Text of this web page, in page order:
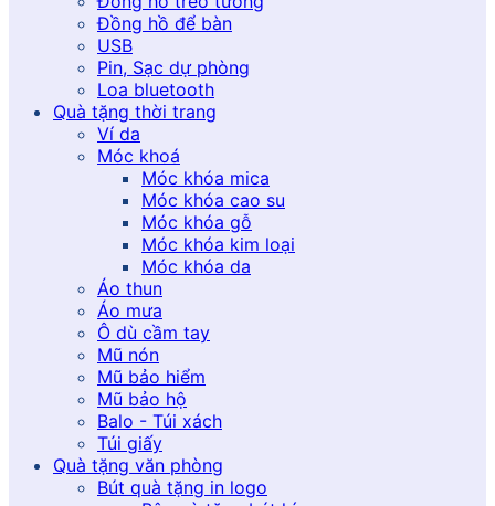
Đồng hồ để bàn
USB
Pin, Sạc dự phòng
Loa bluetooth
Quà tặng thời trang
Ví da
Móc khoá
Móc khóa mica
Móc khóa cao su
Móc khóa gỗ
Móc khóa kim loại
Móc khóa da
Áo thun
Áo mưa
Ô dù cầm tay
Mũ nón
Mũ bảo hiểm
Mũ bảo hộ
Balo - Túi xách
Túi giấy
Quà tặng văn phòng
Bút quà tặng in logo